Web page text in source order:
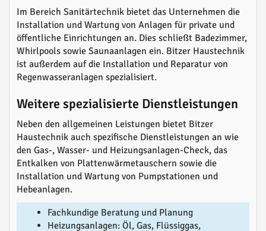
Im Bereich Sanitärtechnik bietet das Unternehmen die
Installation und Wartung von Anlagen für private und
öffentliche Einrichtungen an. Dies schließt Badezimmer,
Whirlpools sowie Saunaanlagen ein. Bitzer Haustechnik
ist außerdem auf die Installation und Reparatur von
Regenwasseranlagen spezialisiert.
Weitere spezialisierte Dienstleistungen
Neben den allgemeinen Leistungen bietet Bitzer
Haustechnik auch spezifische Dienstleistungen an wie
den Gas-, Wasser- und Heizungsanlagen-Check, das
Entkalken von Plattenwärmetauschern sowie die
Installation und Wartung von Pumpstationen und
Hebeanlagen.
Fachkundige Beratung und Planung
Heizungsanlagen: Öl, Gas, Flüssiggas,